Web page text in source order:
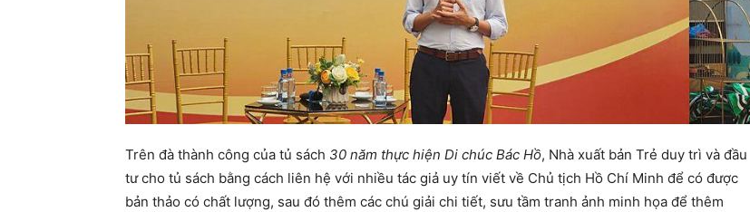
Trên đà thành công của tủ sách 30 năm thực hiện Di chúc Bác Hồ, Nhà xuất bản Trẻ duy trì và đầu
tư cho tủ sách bằng cách liên hệ với nhiều tác giả uy tín viết về Chủ tịch Hồ Chí Minh để có được
bản thảo có chất lượng, sau đó thêm các chú giải chi tiết, sưu tầm tranh ảnh minh họa để thêm